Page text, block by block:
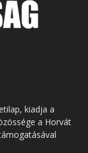
kiadja a
a Horvát